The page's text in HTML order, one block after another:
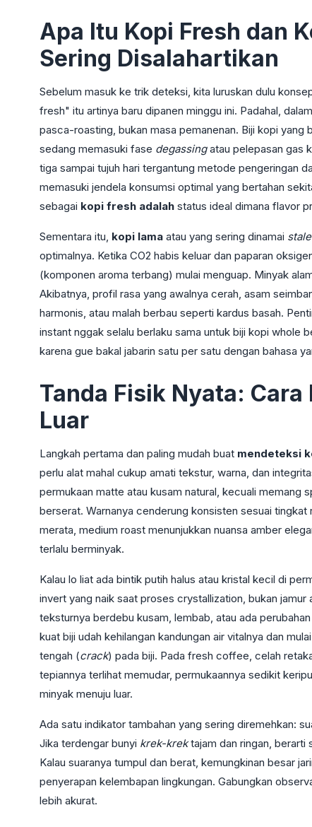
Apa Itu Kopi Fresh dan
Sering Disalahartikan
Sebelum masuk ke trik deteksi, kita luruskan dulu
fresh" itu artinya baru dipanen minggu ini. Padahal,
pasca-roasting, bukan masa pemanenan. Biji kopi yang
sedang memasuki fase degassingatau pelepasan gas
tiga sampai tujuh hari tergantung metode pengeringan
memasuki jendela konsumsi optimal yang bertahan
sebagai kopi fresh adalah status ideal dimana flavor
Sementara itu, kopi lama atau yang sering dinamai
optimalnya. Ketika CO2 habis keluar dan paparan
(komponen aroma terbang) mulai menguap. Minyak
Akibatnya, profil rasa yang awalnya cerah, asam
harmonis, atau malah berbau seperti kardus basah.
instant nggak selalu berlaku sama untuk biji kopi whole
karena gue bakal jabarin satu per satu dengan bahasa
Tanda Fisik Nyata:
Luar
Langkah pertama dan paling mudah buat mendeteksi
perlu alat mahal cukup amati tekstur, warna, dan
permukaan matte atau kusam natural, kecuali
berserat. Warnanya cenderung konsisten sesuai
merata, medium roast menunjukkan nuansa amber
terlalu berminyak.
Kalau lo liat ada bintik putih halus atau kristal kecil di
invert yang naik saat proses crystallization, bukan
teksturnya berdebu kusam, lembab, atau ada
kuat biji udah kehilangan kandungan air vitalnya dan
tengah (crack) pada biji. Pada fresh coffee, celah
tepiannya terlihat memudar, permukaannya sedikit
minyak menuju luar.
Ada satu indikator tambahan yang sering diremehkan:
Jika terdengar bunyi krek-krektajam dan ringan, berarti
Kalau suaranya tumpul dan berat, kemungkinan besar
penyerapan kelembapan lingkungan. Gabungkan
lebih akurat.